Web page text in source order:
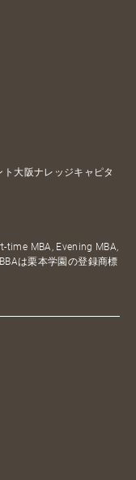
大阪ナレッジキャピタ
time MBA, Evening MBA,
は栗本学園の登録商標